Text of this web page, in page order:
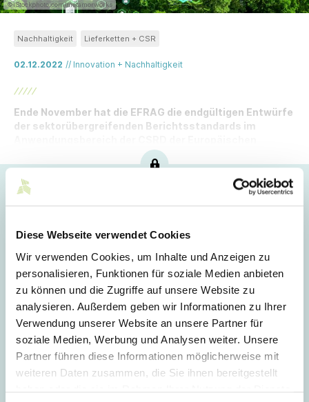
Diese Webseite verwendet Cookies
Wir verwenden Cookies, um Inhalte und Anzeigen zu
personalisieren, Funktionen für soziale Medien anbieten
zu können und die Zugriffe auf unsere Website zu
analysieren. Außerdem geben wir Informationen zu Ihrer
Verwendung unserer Website an unsere Partner für
soziale Medien, Werbung und Analysen weiter. Unsere
Partner führen diese Informationen möglicherweise mit
weiteren Daten zusammen, die Sie ihnen bereitgestellt
©iStockphoto.com/metamorworks
02.12.2022 // Innovation + Nachhaltigkeit
Nachhaltigkeit Lieferketten + CSR
Ende November hat die EFRAG die endgültigen Entwürfe
der sektorübergreifenden Berichtsstandards im
Login
E-Mail
Passwort